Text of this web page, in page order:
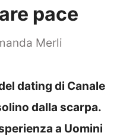
pace
Merli
dating di Canale
dalla scarpa.
a Uomini